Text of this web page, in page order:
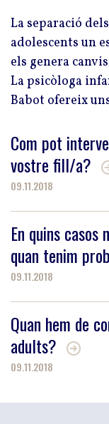
La separació
adolescents un
els genera
La psicòloga
Babot ofereix
Com pot
vostre fill/a?
09.11.2018
En quins
quan tenim
09.11.2018
Quan hem de
adults?
09.11.2018